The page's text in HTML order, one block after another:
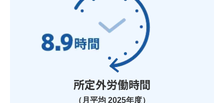
所定外労働時間
（月平均 2025年度）